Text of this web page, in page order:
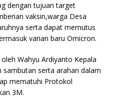
dengan tujuan target
vaksin,warga Desa
serta dapat memutus
varian baru Omicron.
Wahyu Ardiyanto Kepala
sambutan serta arahan dalam
mematuhi Protokol
3M.